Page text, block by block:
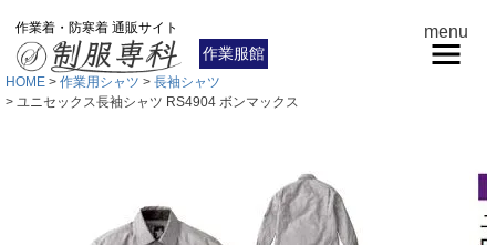
作業着・防寒着 通販サイト
作業服館
menu
HOME 作業用シャツ
長袖シャツ
ユニセックス長袖シャツ RS4904 ボンマックス